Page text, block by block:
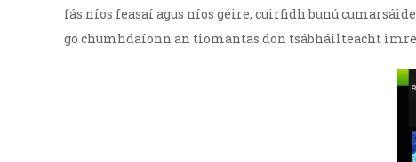
fás níos feasaí agus níos géire, cuirfidh bunú
go chumhdaíonn an tiomantas don tsábháilteacht